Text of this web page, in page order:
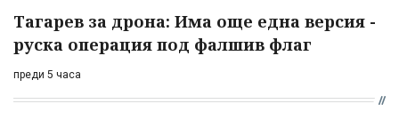
Тагарев за дрона: Има още една версия -
руска операция под фалшив флаг
преди 5 часа